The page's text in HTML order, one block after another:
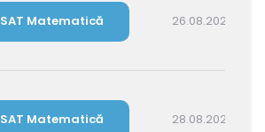
SAT Matematică 26.08.2026 14:30
SAT Matematică 28.08.2026 16:00